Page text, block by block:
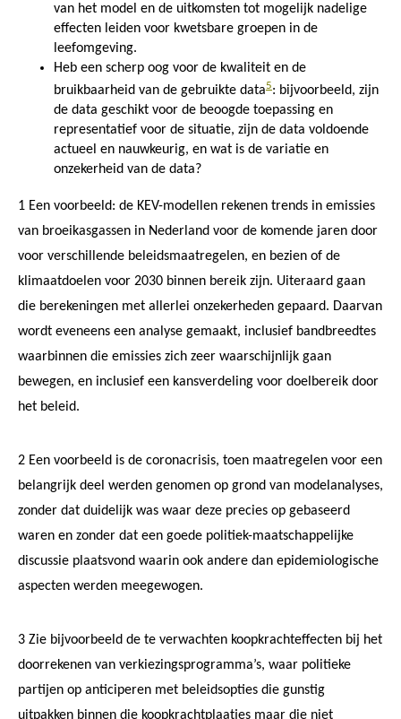
van het model en de uitkomsten tot mogelijk nadelige
effecten leiden voor kwetsbare groepen in de
leefomgeving.
Heb een scherp oog voor de kwaliteit en de
bruikbaarheid van de gebruikte data5: bijvoorbeeld, zijn
de data geschikt voor de beoogde toepassing en
representatief voor de situatie, zijn de data voldoende
actueel en nauwkeurig, en wat is de variatie en
onzekerheid van de data?
1 Een voorbeeld: de KEV-modellen rekenen trends in emissies
van broeikasgassen in Nederland voor de komende jaren door
voor verschillende beleidsmaatregelen, en bezien of de
klimaatdoelen voor 2030 binnen bereik zijn. Uiteraard gaan
die berekeningen met allerlei onzekerheden gepaard. Daarvan
wordt eveneens een analyse gemaakt, inclusief bandbreedtes
waarbinnen die emissies zich zeer waarschijnlijk gaan
bewegen, en inclusief een kansverdeling voor doelbereik door
het beleid.
2 Een voorbeeld is de coronacrisis, toen maatregelen voor een
belangrijk deel werden genomen op grond van modelanalyses,
zonder dat duidelijk was waar deze precies op gebaseerd
waren en zonder dat een goede politiek-maatschappelijke
discussie plaatsvond waarin ook andere dan epidemiologische
aspecten werden meegewogen.
3 Zie bijvoorbeeld de te verwachten koopkrachteffecten bij het
doorrekenen van verkiezingsprogramma’s, waar politieke
partijen op anticiperen met beleidsopties die gunstig
uitpakken binnen die koopkrachtplaatjes maar die niet